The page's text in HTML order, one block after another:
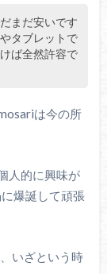
まだ安いです
タブレットで
ば全然許容で
は今の所
人的に興味が
爆誕して頑張
いざという時